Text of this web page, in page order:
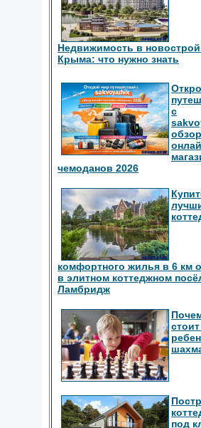
Недвижимость в
Крыма: что нужно знать
с
обзор
чемоданов 2026
комфортного жилья в 6 км
в элитном коттеджном
Ламбридж
под